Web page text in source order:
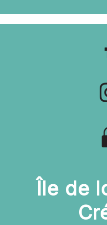
Île de